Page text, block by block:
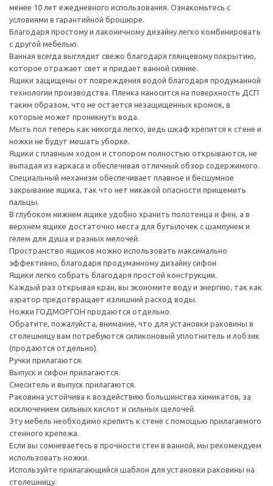
менее 10 лет ежедневного использования. Ознакомьтесь с
условиями в гарантийной брошюре.
Благодаря простому и лаконичному дизайну легко комбинировать
с другой мебелью.
Ванная всегда выглядит свежо благодаря глянцевому покрытию,
которое отражает свет и придает ванной сияние.
Ящики защищены от повреждения водой благодаря продуманной
технологии производства. Пленка наносится на поверхность ДСП
таким образом, что не остается незащищенных кромок, в
которые может проникнуть вода.
Мыть пол теперь как никогда легко, ведь шкаф крепится к стене и
ножки не будут мешать уборке.
Ящики с плавным ходом и стопором полностью открываются, не
выпадая из каркаса и обеспечивая отличный обзор содержимого.
Специальный механизм обеспечивает плавное и бесшумное
закрывание ящика, так что нет никакой опасности прищемить
пальцы.
В глубоком нижнем ящике удобно хранить полотенца и фен, а в
верхнем ящике достаточно места для бутылочек с шампунем и
гелем для душа и разных мелочей.
Пространство ящиков можно использовать максимально
эффективно, благодаря продуманному дизайну сифон
Ящики легко собрать благодаря простой конструкции.
Каждый раз открывая кран, вы экономите воду и энергию, так как
аэратор предотвращает излишний расход воды.
Ножки ГОДМОРГОН продаются отдельно.
Обратите, пожалуйста, внимание, что для установки раковины в
столешницу вам потребуются силиконовый уплотнитель и лобзик
(продаются отдельно).
Ручки прилагаются.
Выпуск и сифон прилагаются.
Смеситель и выпуск прилагаются.
Раковина устойчива к воздействию большинства химикатов, за
исключением сильных кислот и сильных щелочей.
Эту мебель необходимо крепить к стене с помощью прилагаемого
стенного крепежа.
Если вы сомневаетесь в прочности стен в ванной, мы рекомендуем
использовать ножки.
Используйте прилагающийся шаблон для установки раковины на
столешницу.